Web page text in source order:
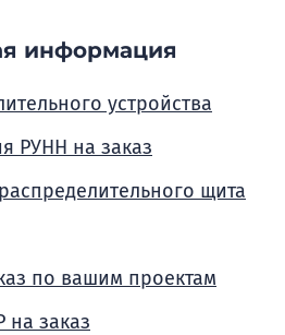
информация
устройства
РУНН на заказ
щита
по вашим проектам
на заказ